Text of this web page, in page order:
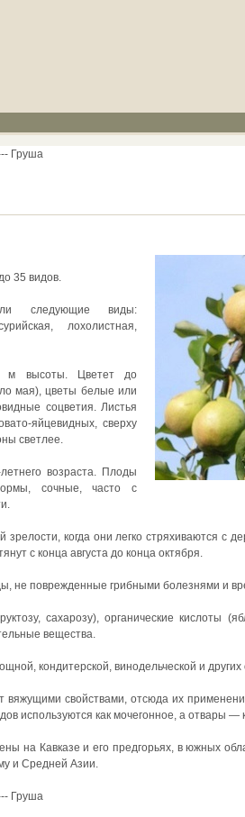
Груша
35 видов.
следующие виды:
лохолистная,
м высоты. Цветет до
мая), цветы белые или
соцветия. Листья
яйцевидных, сверху
светлее.
возраста. Плоды
сочные, часто с
когда они легко стряхиваются с
с конца августа до конца октября.
не поврежденные грибными болезнями и
сахарозу), органические кислоты
вещества.
кондитерской, винодельческой и
свойствами, отсюда их
используются как мочегонное, а отвары
на Кавказе и его предгорьях, в южных
и Средней Азии.
Груша